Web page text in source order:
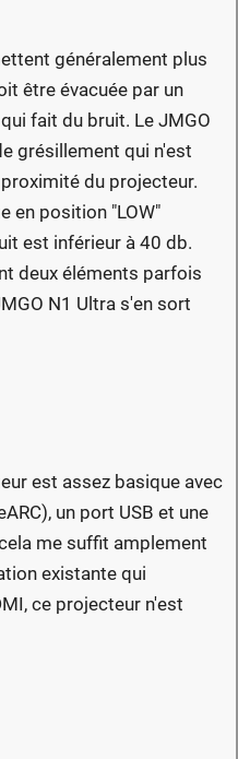
généralement plus
être évacuée par un
fait du bruit. Le JMGO
grésillement qui n'est
du projecteur.
en position "LOW"
est inférieur à 40 db.
deux éléments parfois
N1 Ultra s'en sort
est assez basique avec
un port USB et une
me suffit amplement
existante qui
ce projecteur n'est